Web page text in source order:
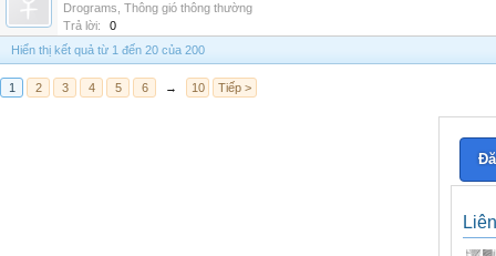
Drograms Thông gió thông thường
Trả lời:
0
Hiển thị kết quả từ 1 đến 20 của 200
1 2 3 4 5 6 → 10 Tiếp >